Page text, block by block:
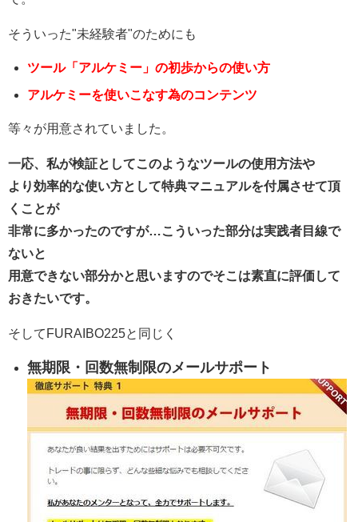
そういった"未経験者"のためにも
ツール「アルケミー」の初歩からの使い方
アルケミーを使いこなす為のコンテンツ
等々が用意されていました。
一応、私が検証としてこのようなツールの使用方法や
より効率的な使い方として特典マニュアルを付属させて頂
くことが
非常に多かったのですが…こういった部分は実践者目線で
ないと
用意できない部分かと思いますのでそこは素直に評価して
おきたいです。
そしてFURAIBO225と同じく
無期限・回数無制限のメールサポート